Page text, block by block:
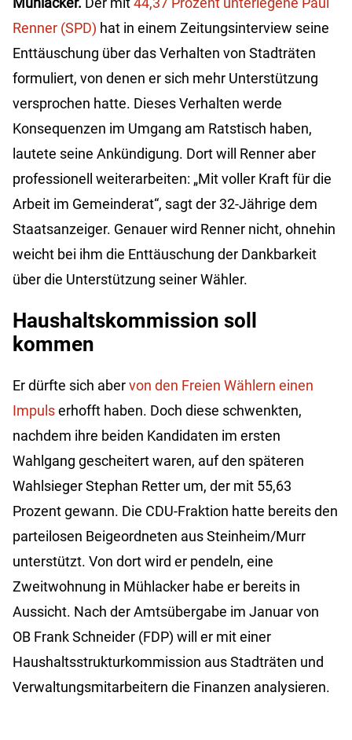
Renner (SPD) hat in einem Zeitungsinterview seine
Enttäuschung über das Verhalten von Stadträten
formuliert, von denen er sich mehr Unterstützung
versprochen hatte. Dieses Verhalten werde
Konsequenzen im Umgang am Ratstisch haben,
lautete seine Ankündigung. Dort will Renner aber
professionell weiterarbeiten: „Mit voller Kraft für die
Arbeit im Gemeinderat“, sagt der 32-Jährige dem
Staatsanzeiger. Genauer wird Renner nicht, ohnehin
weicht bei ihm die Enttäuschung der Dankbarkeit
über die Unterstützung seiner Wähler.
Haushaltskommission soll
kommen
Er dürfte sich abervon den Freien Wählern einen
Impulserhofft haben. Doch diese schwenkten,
nachdem ihre beiden Kandidaten im ersten
Wahlgang gescheitert waren, auf den späteren
Wahlsieger Stephan Retter um, der mit 55,63
Prozent gewann. Die CDU-Fraktion hatte bereits den
parteilosen Beigeordneten aus Steinheim/Murr
unterstützt. Von dort wird er pendeln, eine
Zweitwohnung in Mühlacker habe er bereits in
Aussicht. Nach der Amtsübergabe im Januar von
OB Frank Schneider (FDP) will er mit einer
Haushaltsstrukturkommission aus Stadträten und
Verwaltungsmitarbeitern die Finanzen analysieren.